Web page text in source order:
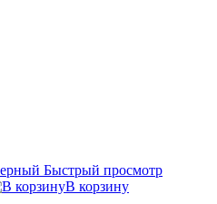
Быстрый просмотр
В корзину